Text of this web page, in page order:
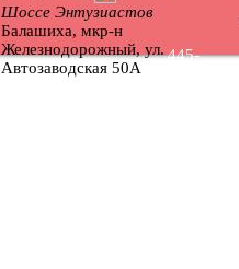
Москва
Шоссе Энтузиастов
Балашиха, мкр-н
Железнодорожный, ул.
Автозаводская 50А
445-